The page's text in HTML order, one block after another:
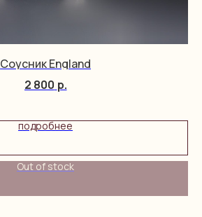
Соусник England
2 800 р.
подробнее
Out of stock